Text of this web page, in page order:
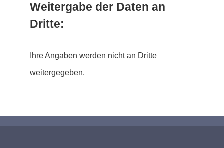
Weitergabe der Daten an
Dritte:
Ihre Angaben werden nicht an Dritte
weitergegeben.